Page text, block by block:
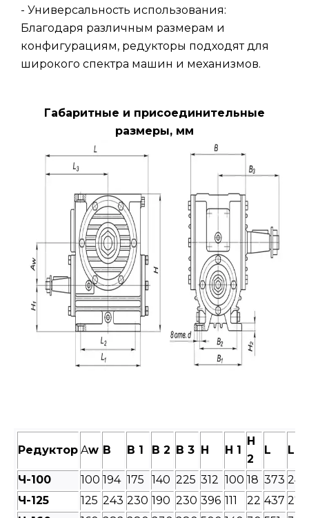
- Универсальность использования:
Благодаря различным размерам и
конфигурациям, редукторы подходят для
широкого спектра машин и механизмов.
Габаритные и присоединительные
размеры, мм
Редуктор Aw B B 1 B 2 B 3 H H 1
H
2
L L 1
Ч-100 100 194 175 140 225 312 100 18 373 240
Ч-125
125 243 230 190 230 396 111 22 437 275